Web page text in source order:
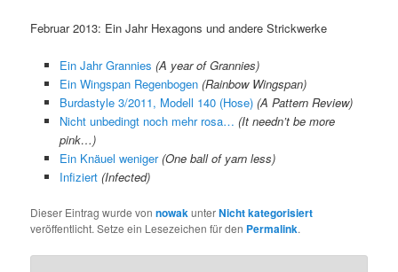
Februar 2013: Ein Jahr Hexagons und andere Strickwerke
Ein Jahr Grannies (A year of Grannies)
Ein Wingspan Regenbogen (Rainbow Wingspan)
Burdastyle 3/2011, Modell 140 (Hose) (A Pattern Review)
Nicht unbedingt noch mehr rosa… (It needn’t be more
pink…)
Ein Knäuel weniger (One ball of yarn less)
Infiziert (Infected)
Dieser Eintrag wurde vonnowakunterNicht kategorisiert
veröffentlicht. Setze ein Lesezeichen für den Permalink.